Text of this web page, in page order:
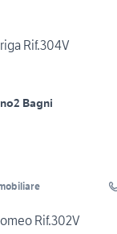
Rif.304V
2 Bagni
Rif.302V